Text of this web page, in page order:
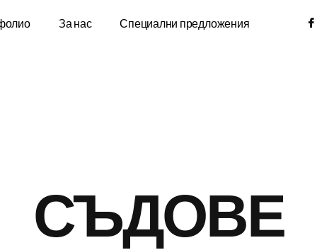
За нас
Специални предложения
СЪДОВЕ